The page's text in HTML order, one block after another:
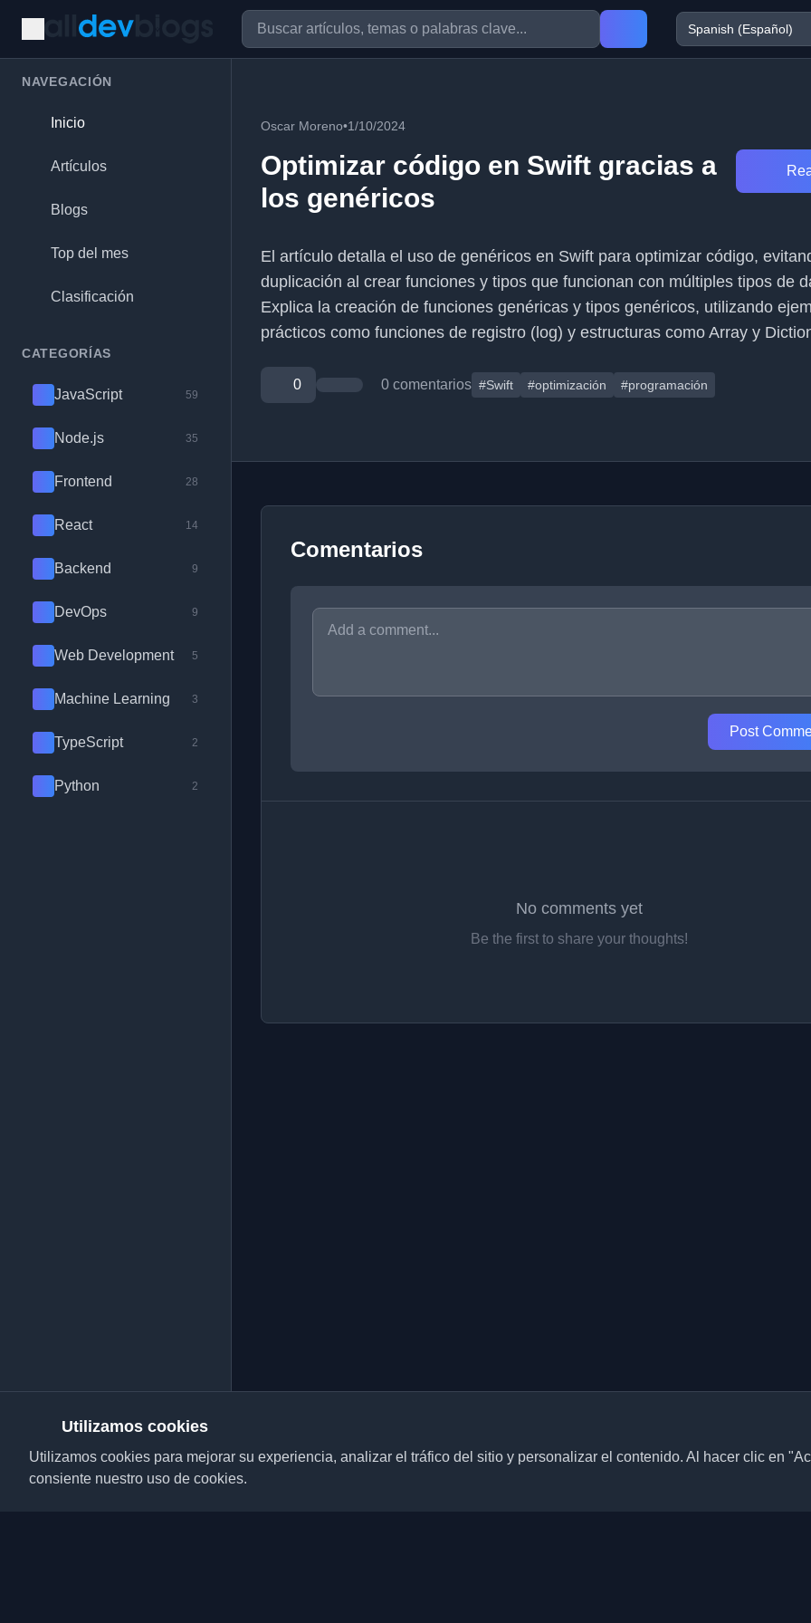
NAVEGACIÓN
Inicio
Artículos
Blogs
Top del mes
Clasificación
CATEGORÍAS
JavaScript 59
Node.js 35
Frontend 28
React 14
Backend 9
DevOps 9
Web Development 5
Machine Learning 3
TypeScript 2
Python 2
Oscar Moreno•1/10/2024
Optimizar código en Swift gracias a
los genéricos
El artículo detalla el uso de genéricos en Swift para optimizar código,
duplicación al crear funciones y tipos que funcionan con múltiples tipos de
Explica la creación de funciones genéricas y tipos genéricos, utilizando
prácticos como funciones de registro (log) y estructuras como Array y
0 0 comentarios #Swift #optimización #programación
Comentarios
Post
No comments yet
Be the first to share your thoughts!
Utilizamos cookies
Utilizamos cookies para mejorar su experiencia, analizar el tráfico del sitio y personalizar el contenido. Al hacer clic en
consiente nuestro uso de cookies.